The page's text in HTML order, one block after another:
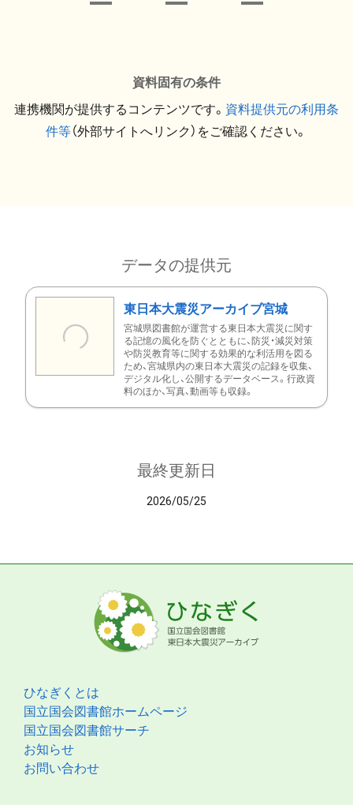
資料固有の条件
連携機関が提供するコンテンツです。 資料提供元の利用条
件等（外部サイトへリンク）をご確認ください。
データの提供元
東日本大震災アーカイブ宮城
宮城県図書館が運営する東日本大震災に関す
る記憶の風化を防ぐとともに、防災・減災対策
や防災教育等に関する効果的な利活用を図る
ため、宮城県内の東日本大震災の記録を収集、
デジタル化し、公開するデータベース。行政資
料のほか、写真、動画等も収録。
最終更新日
2026/05/25
ひなぎくとは
国立国会図書館ホームページ
国立国会図書館サーチ
お知らせ
お問い合わせ